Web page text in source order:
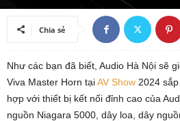
10/09/2024
Chia sẻ
Như các bạn đã biết, Audio Hà Nội sẽ
Viva Master Horn tạiAV Show 2024
hợp với thiết bị kết nối đỉnh cao của
nguồn Niagara 5000, dây loa, dây